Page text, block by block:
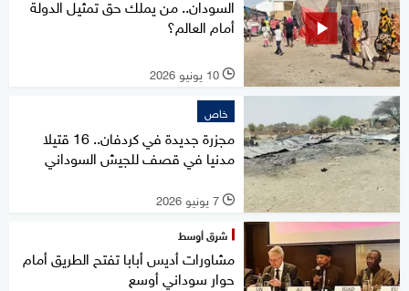
أمام العالم؟
l 10 يونيو 2026
خاص
مجزرة جديدة في كردفان.. 16 قتيلا
مدنيا في قصف للجيش السوداني
l 7 يونيو 2026
شرق أوسط
مشاورات أديس أبابا تفتح الطريق أمام
حوار سوداني أوسع